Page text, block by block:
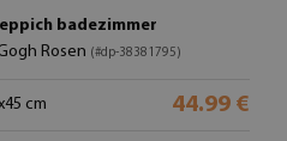
badezimmer
Rosen (#dp-38381795)
cm 44.99 €